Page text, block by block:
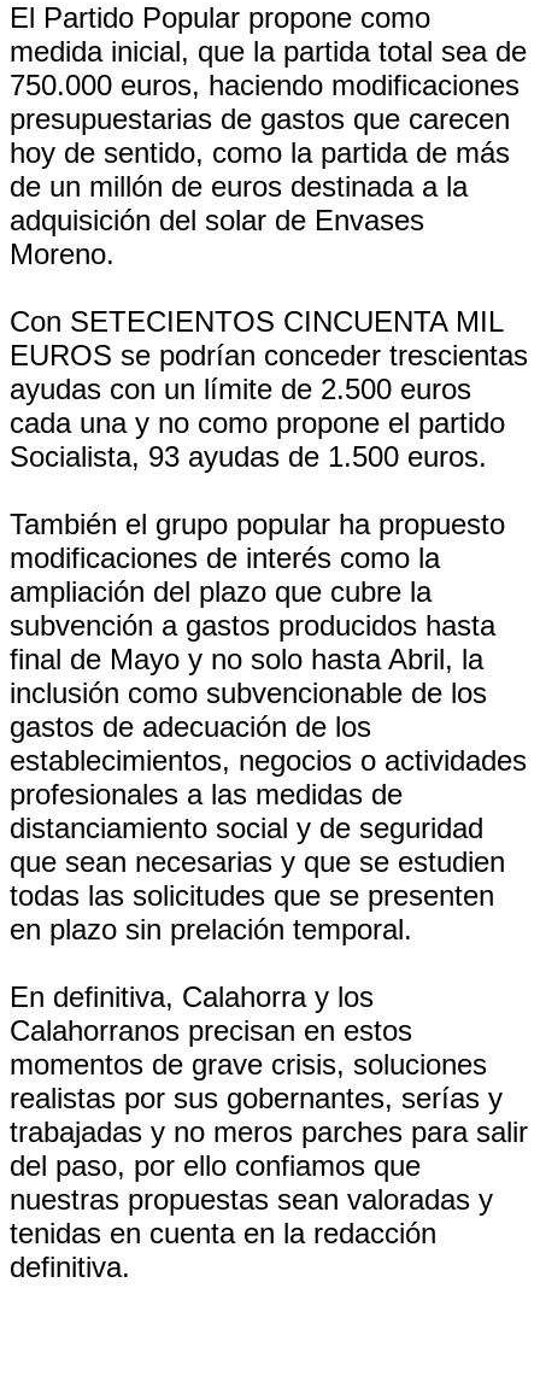
El Partido Popular propone como
medida inicial, que la partida total sea de
750.000 euros, haciendo modificaciones
presupuestarias de gastos que carecen
hoy de sentido, como la partida de más
de un millón de euros destinada a la
adquisición del solar de Envases
Moreno.
Con SETECIENTOS CINCUENTA MIL
EUROS se podrían conceder trescientas
ayudas con un límite de 2.500 euros
cada una y no como propone el partido
Socialista, 93 ayudas de 1.500 euros.
También el grupo popular ha propuesto
modificaciones de interés como la
ampliación del plazo que cubre la
subvención a gastos producidos hasta
final de Mayo y no solo hasta Abril, la
inclusión como subvencionable de los
gastos de adecuación de los
establecimientos, negocios o actividades
profesionales a las medidas de
distanciamiento social y de seguridad
que sean necesarias y que se estudien
todas las solicitudes que se presenten
en plazo sin prelación temporal.
En definitiva, Calahorra y los
Calahorranos precisan en estos
momentos de grave crisis, soluciones
realistas por sus gobernantes, serías y
trabajadas y no meros parches para salir
del paso, por ello confiamos que
nuestras propuestas sean valoradas y
tenidas en cuenta en la redacción
definitiva.